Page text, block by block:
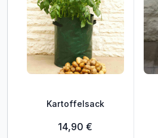
Kartoffelsack
14,90 €